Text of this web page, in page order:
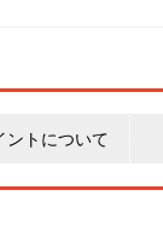
ントについて